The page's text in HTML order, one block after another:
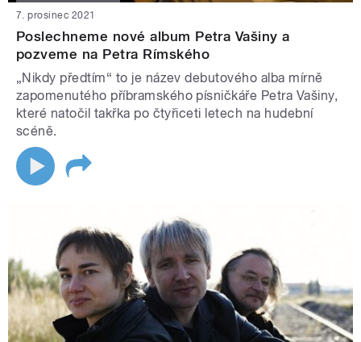
7. prosinec 2021
Poslechneme nové album Petra Vašiny a
pozveme na Petra Rímského
„Nikdy předtím“ to je název debutového alba mírně
zapomenutého příbramského písničkáře Petra Vašiny,
které natočil takřka po čtyřiceti letech na hudební
scéně.